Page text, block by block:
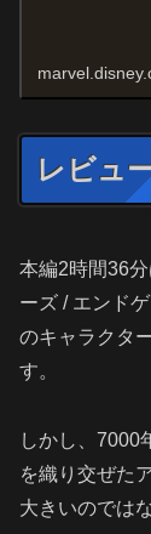
レビュ
本編2時間36
ーズ / エンド
のキャラクタ
す。
しかし、7000
を織り交ぜた
大きいのでは